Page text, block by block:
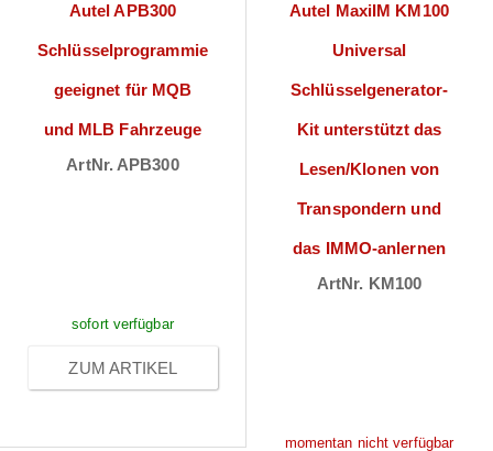
Autel APB300
Schlüsselprogrammierer
geeignet für MQB
und MLB Fahrzeuge
ArtNr. APB300
sofort verfügbar
ZUM ARTIKEL
Autel MaxiIM KM100
Universal
Schlüsselgenerator-
Kit unterstützt das
Lesen/Klonen von
Transpondern und
das IMMO-anlernen
ArtNr. KM100
momentan nicht verfügbar